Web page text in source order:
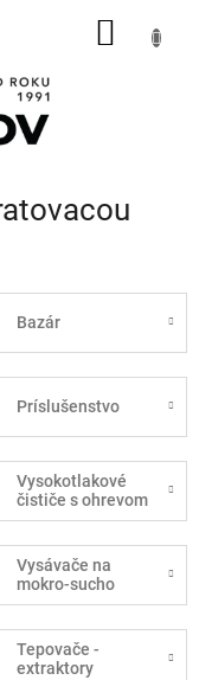
Bazár
Príslušenstvo
Vysokotlakové
čističe s ohrevom
Vysávače na
mokro-sucho
Tepovače -
extraktory